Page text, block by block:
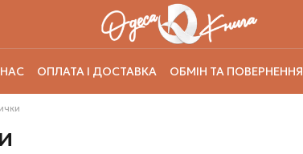
ОПЛАТА І ДОСТАВКА ОБМІН ТА ПОВЕРНЕННЯ